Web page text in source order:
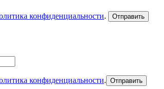
конфиденциальности.
конфиденциальности.